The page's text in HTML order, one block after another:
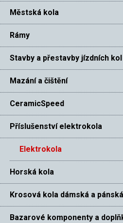
Městská kola
Rámy
Stavby a přestavby jízdních kol
Mazání a čištění
CeramicSpeed
Příslušenství elektrokola
Elektrokola
Horská kola
Krosová kola dámská a pánská
Bazarové komponenty a